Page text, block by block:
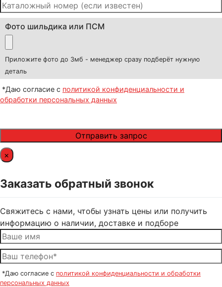
Фото шильдика или ПСМ
Приложите фото до 3мб - менеджер сразу подберёт нужную
деталь
*Даю согласие с политикой конфиденциальности и
обработки персональных данных
×
Заказать обратный звонок
Свяжитесь с нами, чтобы узнать цены или получить
информацию о наличии, доставке и подборе
*Даю согласие с политикой конфиденциальности и обработки
персональных данных